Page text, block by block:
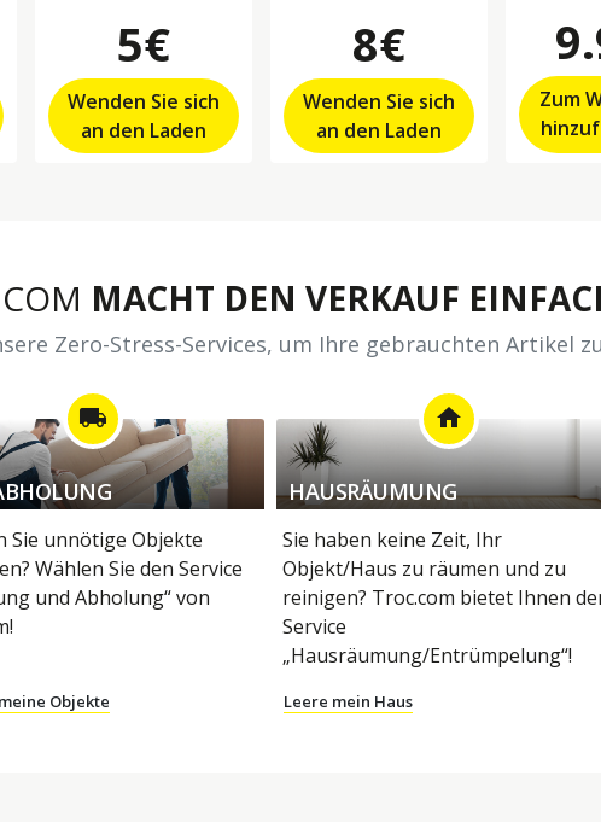
5€
Wenden Sie sich
an den Laden
8€
Wenden Sie sich
an den Laden
Zum
MACHT DEN VERKAUF
Zero-Stress-Services, um Ihre gebrauchten Artikel
local_shipping
Sie unnötige Objekte
Wählen Sie den Service
und Abholung“ von
Objekte
home
HAUSRÄUMUNG
Sie haben keine Zeit, Ihr
Objekt/Haus zu räumen und zu
reinigen? Troc.com bietet Ihnen
Service
„Hausräumung/Entrümpelung“!
Leere mein Haus